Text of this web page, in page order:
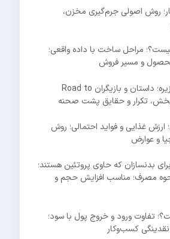
روش اصولی جرم‌گیری مخزن،
مراحل ساخت با داده واقعی؛
محصول و مسیر فروش
سریال قصه‌های جزیره؛ داستان و بازیگران Road to
غذایی و فواید احتمالی؛ روش
و عوارض
بدنسازان که حاوی پروتئین هستند؛
مصرف؛ مناسب افزایش حجم و
تفاوت ورود و خروج پول با سود؛
کسب‌وکار